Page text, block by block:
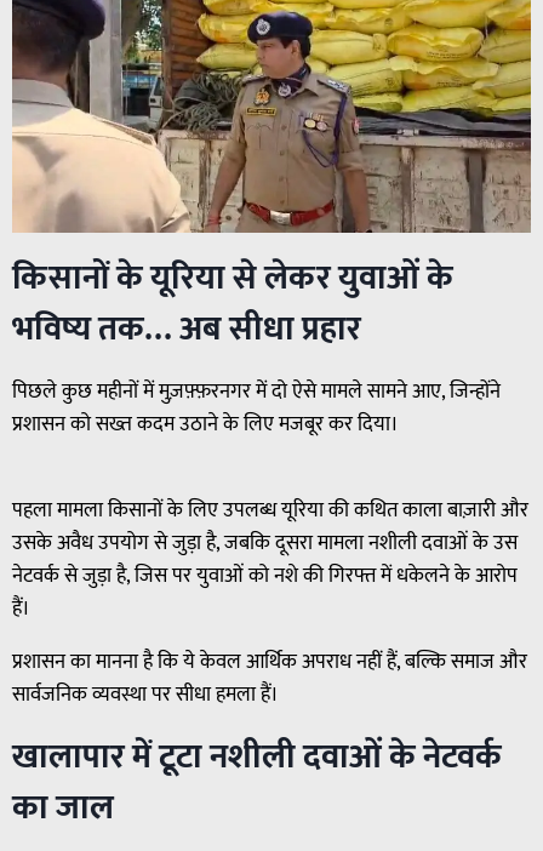
किसानों के यूरिया से लेकर युवाओं के
भविष्य तक… अब सीधा प्रहार
पिछले कुछ महीनों में मुज़फ़्फ़रनगर में दो ऐसे मामले सामने आए, जिन्होंने
प्रशासन को सख्त कदम उठाने के लिए मजबूर कर दिया।
पहला मामला किसानों के लिए उपलब्ध यूरिया की कथित काला बाज़ारी और
उसके अवैध उपयोग से जुड़ा है, जबकि दूसरा मामला नशीली दवाओं के उस
नेटवर्क से जुड़ा है, जिस पर युवाओं को नशे की गिरफ्त में धकेलने के आरोप
हैं।
प्रशासन का मानना है कि ये केवल आर्थिक अपराध नहीं हैं, बल्कि समाज और
सार्वजनिक व्यवस्था पर सीधा हमला हैं।
खालापार में टूटा नशीली दवाओं के नेटवर्क
का जाल